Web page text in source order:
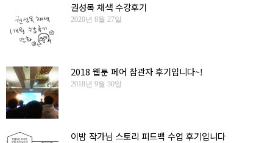
권성목 채색 수강후기
2020년 8월 27일
2018 웹툰 페어 참관자 후기입니다~!
2018년 9월 30일
이밤 작가님 스토리 피드백 수업 후기입니다